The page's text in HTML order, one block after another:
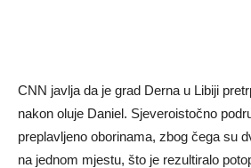
CNN javlja da je grad Derna u Libiji
nakon oluje Daniel. Sjeveroistočno
preplavljeno oborinama, zbog čega su
na jednom mjestu, što je rezultiralo